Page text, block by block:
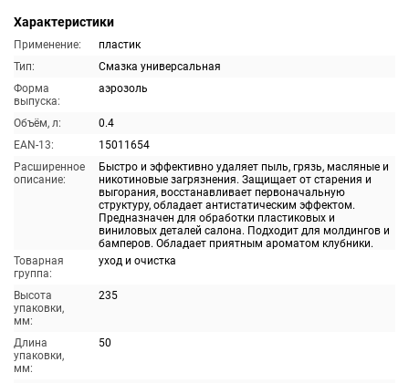
Характеристики
Применение:
пластик
Тип:
Смазка универсальная
Форма
выпуска:
аэрозоль
Объём, л:
0.4
EAN-13:
15011654
Расширенное
описание:
Быстро и эффективно удаляет пыль, грязь, масляные и
никотиновые загрязнения. Защищает от старения и
выгорания, восстанавливает первоначальную
структуру, обладает антистатическим эффектом.
Предназначен для обработки пластиковых и
виниловых деталей салона. Подходит для молдингов и
бамперов. Обладает приятным ароматом клубники.
Товарная
группа:
уход и очистка
Высота
упаковки,
мм:
235
Длина
упаковки,
мм:
50